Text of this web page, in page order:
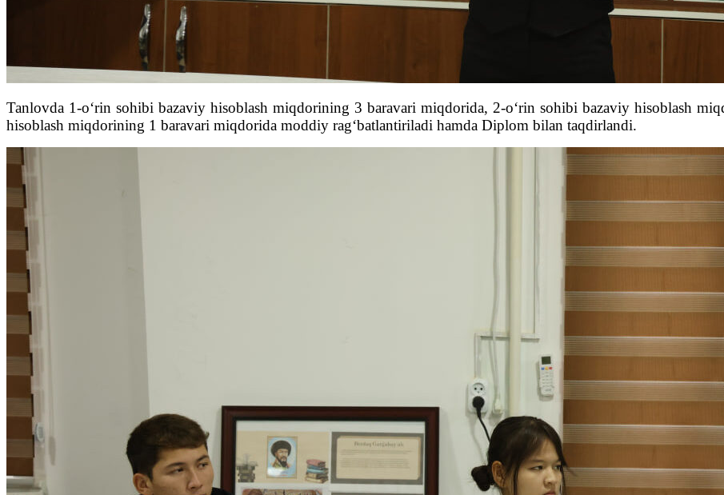
Tanlovda 1-o‘rin sohibi bazaviy hisoblash miqdorining 3 baravari miqdorida, 2-o‘rin sohibi bazaviy hisoblash
hisoblash miqdorining 1 baravari miqdorida moddiy rag‘batlantiriladi hamda Diplom bilan taqdirlandi.